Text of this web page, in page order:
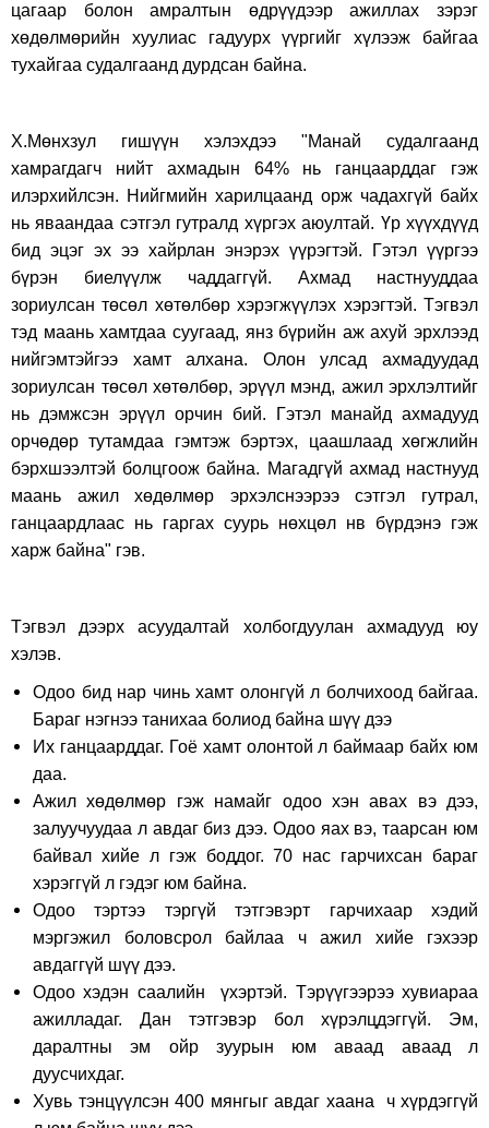
цагаар болон амралтын өдрүүдээр ажиллах зэрэг
хөдөлмөрийн хуулиас гадуурх үүргийг хүлээж байгаа
тухайгаа судалгаанд дурдсан байна.
Х.Мөнхзул гишүүн хэлэхдээ "Манай судалгаанд
хамрагдагч нийт ахмадын 64% нь ганцаарддаг гэж
илэрхийлсэн. Нийгмийн харилцаанд орж чадахгүй байх
нь яваандаа сэтгэл гутралд хүргэх аюултай. Үр хүүхдүүд
бид эцэг эх ээ хайрлан энэрэх үүрэгтэй. Гэтэл үүргээ
бүрэн биелүүлж чаддаггүй. Ахмад настнууддаа
зориулсан төсөл хөтөлбөр хэрэгжүүлэх хэрэгтэй. Тэгвэл
тэд маань хамтдаа суугаад, янз бүрийн аж ахуй эрхлээд
нийгэмтэйгээ хамт алхана. Олон улсад ахмадуудад
зориулсан төсөл хөтөлбөр, эрүүл мэнд, ажил эрхлэлтийг
нь дэмжсэн эрүүл орчин бий. Гэтэл манайд ахмадууд
орчөдөр тутамдаа гэмтэж бэртэх, цаашлаад хөгжлийн
бэрхшээлтэй болцгоож байна. Магадгүй ахмад настнууд
маань ажил хөдөлмөр эрхэлснээрээ сэтгэл гутрал,
ганцаардлаас нь гаргах суурь нөхцөл нв бүрдэнэ гэж
харж байна" гэв.
Тэгвэл дээрх асуудалтай холбогдуулан ахмадууд юу
хэлэв.
Одоо бид нар чинь хамт олонгүй л болчихоод байгаа.
Бараг нэгнээ танихаа болиод байна шүү дээ
Их ганцаарддаг. Гоё хамт олонтой л баймаар байх юм
даа.
Ажил хөдөлмөр гэж намайг одоо хэн авах вэ дээ,
залуучуудаа л авдаг биз дээ. Одоо яах вэ, таарсан юм
байвал хийе л гэж боддог. 70 нас гарчихсан бараг
хэрэггүй л гэдэг юм байна.
Одоо тэртээ тэргүй тэтгэвэрт гарчихаар хэдий
мэргэжил боловсрол байлаа ч ажил хийе гэхээр
авдаггүй шүү дээ.
Одоо хэдэн саалийн үхэртэй. Тэрүүгээрээ хувиараа
ажилладаг. Дан тэтгэвэр бол хүрэлцдэггүй. Эм,
даралтны эм ойр зуурын юм аваад аваад л
дуусчихдаг.
Хувь тэнцүүлсэн 400 мянгыг авдаг хаана ч хүрдэггүй